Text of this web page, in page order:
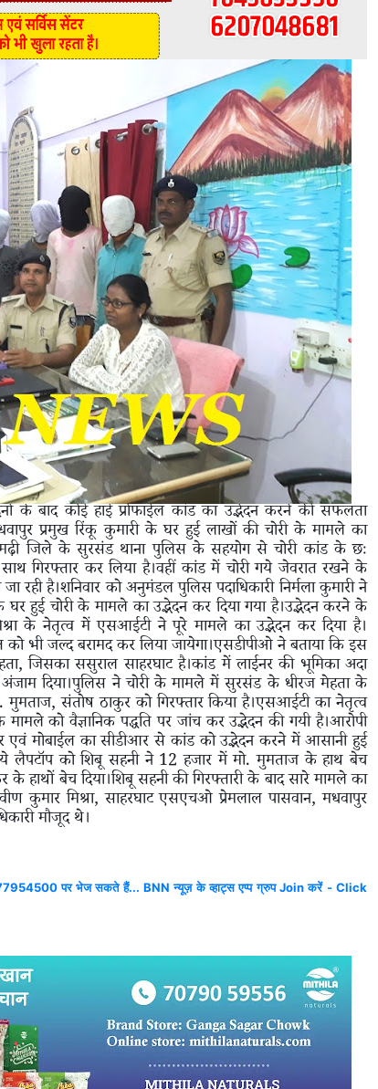
के बाद कोई हाई प्रोफाईल कांड का उद्भेदन करने की सफलता
प्रमुख रिंकू कुमारी के घर हुई लाखों की चोरी के मामले का
जिले के सुरसंड थाना पुलिस के सहयोग से चोरी कांड के छः
गिरफ्तार कर लिया है।वहीं कांड में चोरी गये जेवरात रखने के
रही है।शनिवार को अनुमंडल पुलिस पदाधिकारी निर्मला कुमारी ने
घर हुई चोरी के मामले का उद्भेदन कर दिया गया है।उद्भेदन करने के
के नेतृत्व में एसआईटी ने पूरे मामले का उद्भेदन कर दिया है।
भी जल्द बरामद कर लिया जायेगा।एसडीपीओ ने बताया कि इस
जिसका ससुराल साहरघाट है।कांड में लाईनर की भूमिका अदा
दिया।पुलिस ने चोरी के मामले में सुरसंड के धीरज मेहता के
संतोष ठाकुर को गिरफ्तार किया है।एसआईटी का नेतृत्व
मामले को वैज्ञानिक पद्धति पर जांच कर उद्भेदन की गयी है।आरोपी
एवं मोबाईल का सीडीआर से कांड को उद्भेदन करने में आसानी हुई
लैपटॉप को शिबू सहनी ने 12 हजार में मो. मुमताज के हाथ बेच
हाथों बेच दिया।शिबू सहनी की गिरफ्तारी के बाद सारे मामले का
कुमार मिश्रा, साहरघाट एसएचओ प्रेमलाल पासवान, मधवापुर
मौजूद थे।
पर भेज सकते हैं... BNN न्यूज़ के व्हाट्स एप्प ग्रुप Join करें - Click